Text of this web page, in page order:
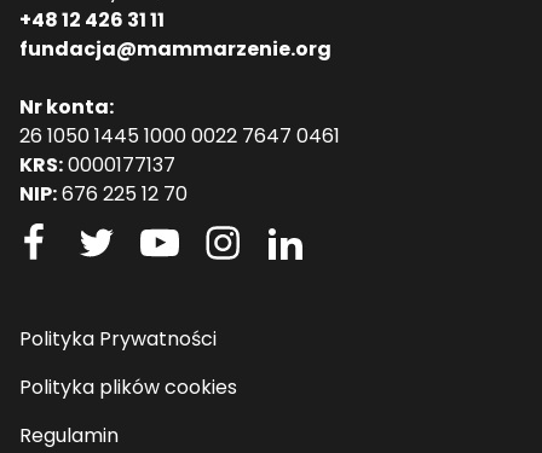
+48 12 426 31 11
fundacja@mammarzenie.org
Nr konta:
26 1050 1445 1000 0022 7647 0461
KRS:0000177137
NIP:676 225 12 70
Polityka Prywatności
Polityka plików cookies
Regulamin